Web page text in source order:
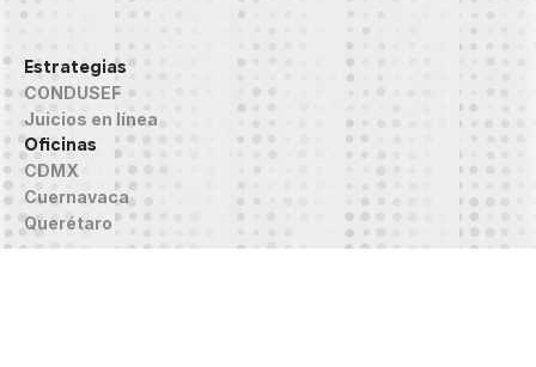
Estrategias
CONDUSEF
Juicios en línea
Oficinas
CDMX
Cuernavaca
Querétaro